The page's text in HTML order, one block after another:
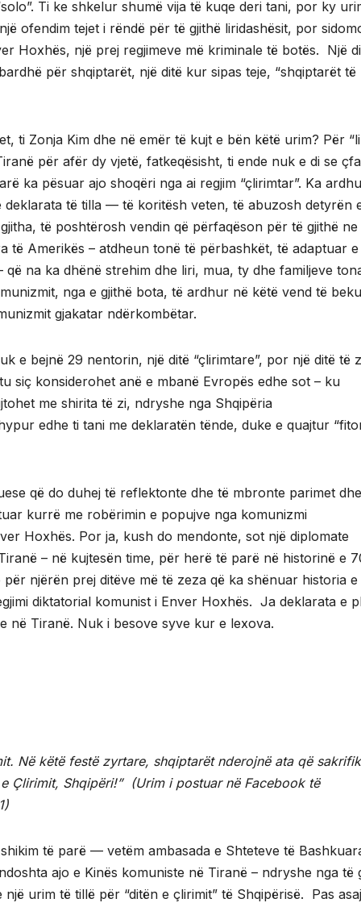
Ti ke shkelur shumë vija të kuqe deri tani, por ky
ofendim tejet i rëndë për të gjithë liridashësit, por
Hoxhës, një prej regjimeve më kriminale të botës. Një
për shqiptarët, një ditë kur sipas teje, “shqiptarët të
ti Zonja Kim dhe në emër të kujt e bën këtë urim? Për
për afër dy vjetë, fatkeqësisht, ti ende nuk e di se
ka pësuar ajo shoqëri nga ai regjim “çlirimtar”. Ka
të tilla — të koritësh veten, të abuzosh detyrën
të poshtërosh vendin që përfaqëson për të gjithë ne
të Amerikës – atdheun tonë të përbashkët, të adaptuar
na ka dhënë strehim dhe liri, mua, ty dhe familjeve
nga e gjithë bota, të ardhur në këtë vend të
gjakatar ndërkombëtar.
e bejnë 29 nentorin, një ditë “çlirimtare”, por një ditë të
siç konsiderohet anë e mbanë Evropës edhe sot – ku
me shirita të zi, ndryshe nga Shqipëria
edhe ti tani me deklaratën tënde, duke e quajtur
që do duhej të reflektonte dhe të mbronte parimet dhe
kurrë me robërimin e popujve nga komunizmi
Hoxhës. Por ja, kush do mendonte, sot një diplomate
– në kujtesën time, për herë të parë në historinë e
njërën prej ditëve më të zeza që ka shënuar historia e
diktatorial komunist i Enver Hoxhës. Ja deklarata e
në Tiranë. Nuk i besove syve kur e lexova.
Në këtë festë zyrtare, shqiptarët nderojnë ata që
Çlirimit, Shqipëri!” (Urim i postuar në Facebook të
të parë — vetëm ambasada e Shteteve të
ajo e Kinës komuniste në Tiranë – ndryshe nga të
urim të tillë për “ditën e çlirimit” të Shqipërisë. Pas